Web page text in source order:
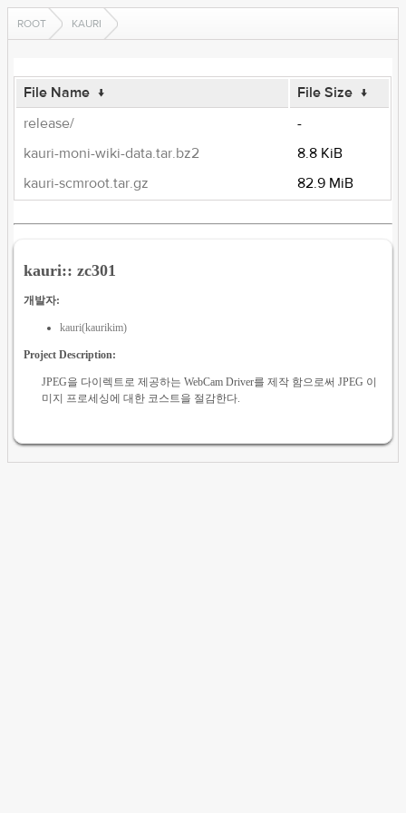
ROOT KAURI
File Name ↓ File Size ↓
release/
-
kauri-moni-wiki-data.tar.bz2
8.8 KiB
kauri-scmroot.tar.gz
82.9 MiB
kauri:: zc301
개발자:
kauri(kaurikim)
Project Description:
JPEG을 다이렉트로 제공하는 WebCam Driver를 제작 함으로써 JPEG 이
미지 프로세싱에 대한 코스트을 절감한다.